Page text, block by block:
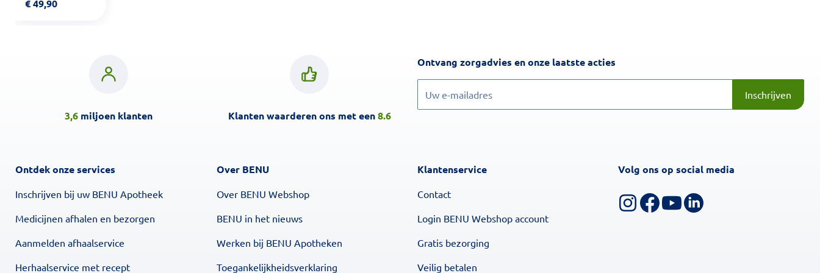
€49,90
3,6 miljoen klanten Klanten waarderen ons met een8.6
Ontvang zorgadvies en onze laatste actiesInschrijven
Inschrijven
Ontdek onze services
Inschrijven bij uw BENU Apotheek
Medicijnen afhalen en bezorgen
Aanmelden afhaalservice
Herhaalservice met recept
Over BENU
Over BENU Webshop
BENU in het nieuws
Werken bij BENU Apotheken
Toegankelijkheidsverklaring
Klantenservice
Contact
Login BENU Webshop account
Gratis bezorging
Veilig betalen
Volg ons op social media
Volg ons op Instagram
Volg ons op Facebook
Bekijk ons YouTube-kanaal